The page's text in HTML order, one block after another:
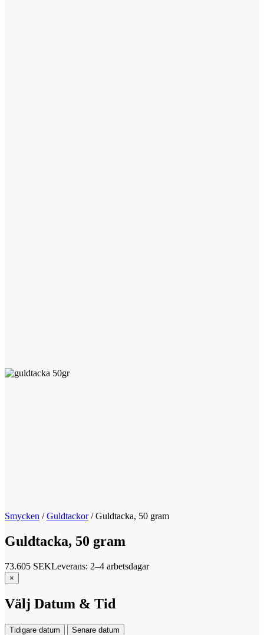
Smycken /Guldtackor/Guldtacka, 50 gram
Guldtacka, 50 gram
73.605 SEKLeverans: 2–4 arbetsdagar
×
Välj Datum & Tid
Tidigare datum Senare datum